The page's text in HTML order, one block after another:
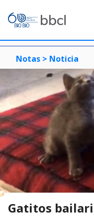
Notas > Noticia
Gatitos